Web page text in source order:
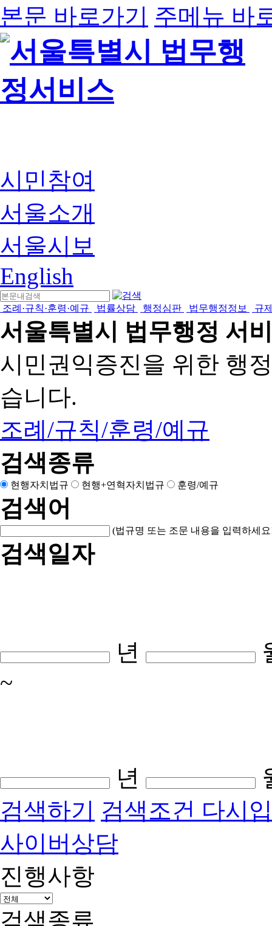
본문 바로가기 주메뉴 바
시민참여
서울소개
서울시보
English
조례·규칙·훈령·예규 법률상담 행정심판 법무행정정보 규
서울특별시 법무행정 서
시민권익증진을 위한 행
습니다.
조례/규칙/훈령/예규
검색종류
현행자치법규 현행+연혁자치법규 훈령/예규
검색어
(법규명 또는 조문 내용을 입력하세
검색일자
년
~
년
검색하기 검색조건 다시
사이버상담
진행사항
검색종류